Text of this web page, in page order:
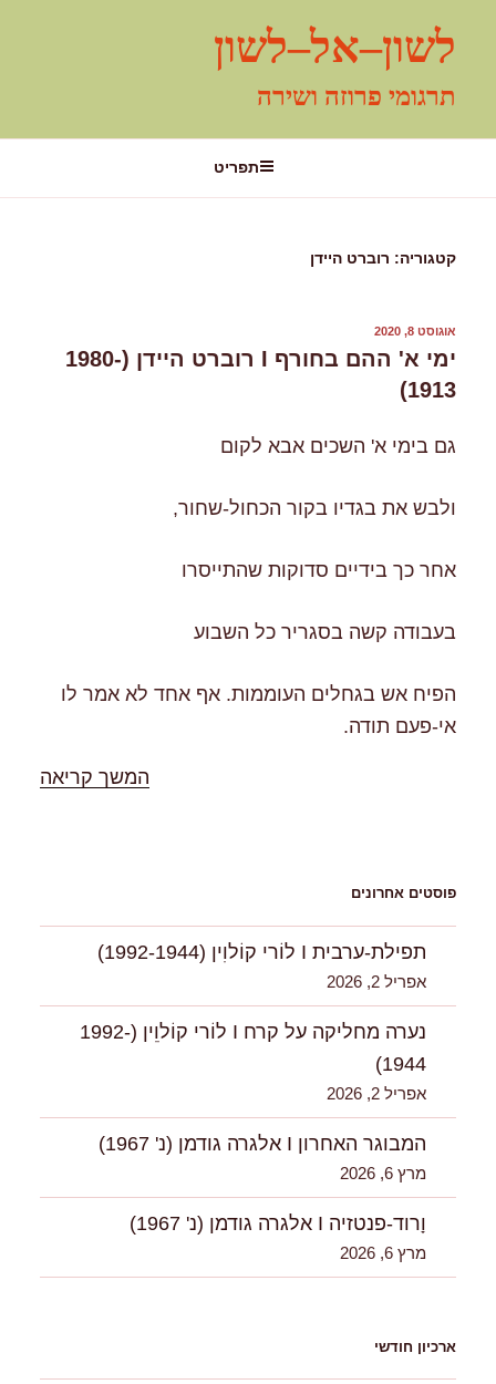
לתוכןלשון–אל–לשון
תרגומי פרוזה ושירה
תפריט
קטגוריה: רוברט היידן
פורסם
אוגוסט 8, 2020
ימי א' ההם בחורף I רוברט היידן (1980-
1913)
גם בימי א' השכים אבא לקום
ולבש את בגדיו בקור הכחול-שחור,
אחר כך בידיים סדוקות שהתייסרו
בעבודה קשה בסגריר כל השבוע
הפיח אש בגחלים העוממות. אף אחד לא אמר לו
אי-פעם תודה.
המשך קריאה
פוסטים אחרונים
תפילת-ערבית I לוֹרי קוֹלוִין (1992-1944)
אפריל 2, 2026
נערה מחליקה על קרח I לוֹרי קוֹלוִִין (1992-
1944)
אפריל 2, 2026
המבוגר האחרון I אלגרה גודמן (נ' 1967)
מרץ 6, 2026
וָרוד-פנטזיה I אלגרה גודמן (נ' 1967)
מרץ 6, 2026
ארכיון חודשי